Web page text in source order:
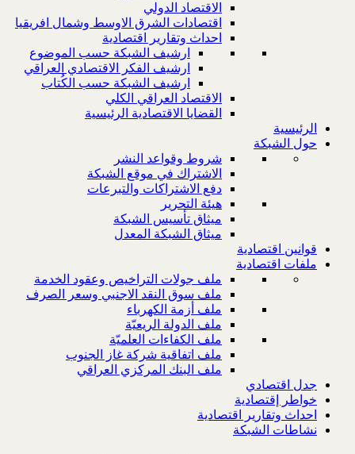
الاقتصاد الدولي
اقتصادات الشرق الاوسط وشمال افريقيا
احداث وتقارير اقتصادية
ارشيف الشبكة حسب الموضوع
ارشيف الفكر الاقتصادي العراقي
ارشيف الشبكة حسب الكُتاب
الاقتصاد العراقي الكلي
القضايا الاقتصادية الرئيسية
الرئيسية
حول الشبكة
شروط وقواعد النشر
الاشتراك في موقع الشبكة
دفع الاشتراكات والتبرعات
هيئة التحرير
ميثاق تأسيس الشبكة
ميثاق الشبكة المعدل
قوانين اقتصادية
ملفات اقتصادية
ملف جولات التراخيص وعقود الخدمة
ملف سوق النقد الاجنبي وسعر الصرف
ملف أزمة الكهرباء
ملف الدولة الريعيّة
ملف الكفاءات العلميّة
ملف اتفاقية شركة غاز الجنوب
ملف البنك المركزي العراقي
جدل اقتصادي
خواطر إقتصادية
احداث وتقارير اقتصادية
نشاطات الشبكة